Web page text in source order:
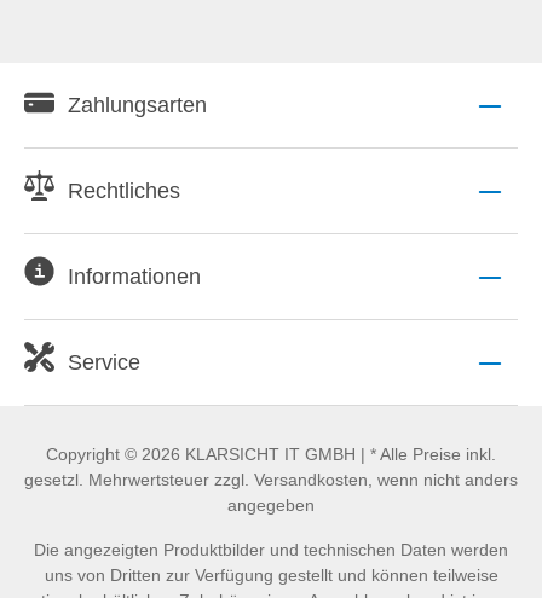
Zahlungsarten
Rechtliches
Informationen
Service
Copyright © 2026 KLARSICHT IT GMBH | * Alle Preise inkl.
gesetzl. Mehrwertsteuer zzgl. Versandkosten, wenn nicht anders
angegeben
Die angezeigten Produktbilder und technischen Daten werden
uns von Dritten zur Verfügung gestellt und können teilweise